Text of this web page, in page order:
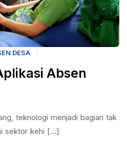
DESA
Absen
teknologi menjadi bagian tak
sektor kehi [...]